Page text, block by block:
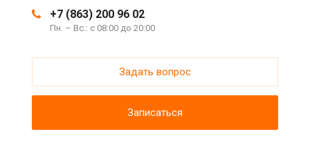
+7 (863) 200 96 02
Пн. – Вс.: с 08:00 до 20:00
Задать вопрос
Записаться